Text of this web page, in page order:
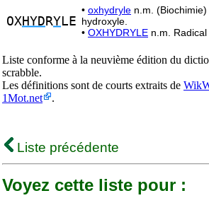
OXHYD RYLE
• oxhydryle n.m.
hydroxyle.
• OXHYDRYLE n.m. Radical
Liste conforme à la neuvième édition du
scrabble.
Les définitions sont de courts extraits de
1Mot.net
.
Liste précédente
Voyez cette liste pour :